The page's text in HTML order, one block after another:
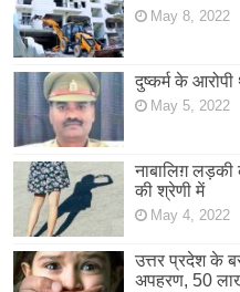
May 8, 2022
दुष्कर्म के आरोपी
May 5, 2022
नाबालिग़
की श्रेणी में
May 4, 2022
उत्तर प्रदेश के
अपहरण, 50